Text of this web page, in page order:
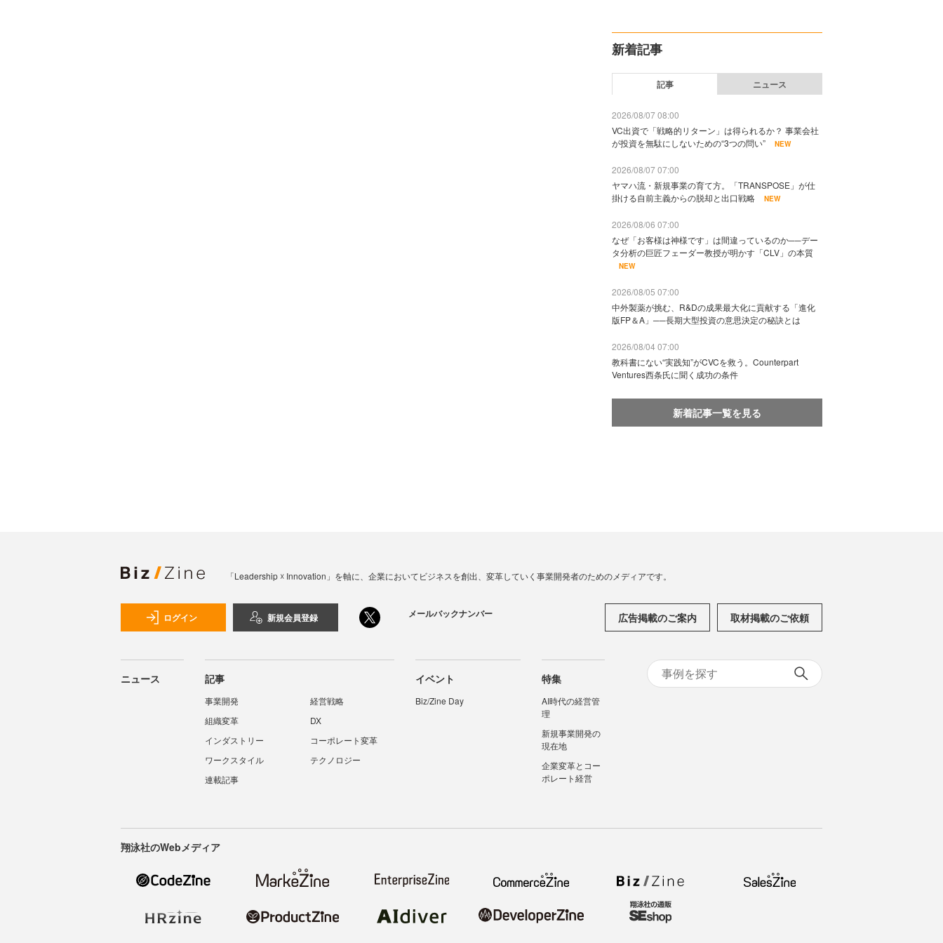
新着記事
記事 ニュース
2026/08/07 08:00
VC出資で「戦略的リターン」は得られるか？ 事業会社
が投資を無駄にしないための“3つの問い”
NEW
2026/08/07 07:00
ヤマハ流・新規事業の育て方。「TRANSPOSE」が仕
掛ける自前主義からの脱却と出口戦略
NEW
2026/08/06 07:00
なぜ「お客様は神様です」は間違っているのか──デー
タ分析の巨匠フェーダー教授が明かす「CLV」の本質
NEW
2026/08/05 07:00
中外製薬が挑む、R&Dの成果最大化に貢献する「進化
版FP＆A」──長期大型投資の意思決定の秘訣とは
2026/08/04 07:00
教科書にない“実践知”がCVCを救う。Counterpart
Ventures西条氏に聞く成功の条件
新着記事一覧を見る
「Leadership ☓ Innovation」を軸に、企業においてビジネスを創出、変革していく事業開発者のためのメディアです。
ログイン 新規会員登録 メールバックナンバー 広告掲載のご案内 取材掲載のご依頼
ニュース 記事
事業開発
経営戦略
組織変革
DX
インダストリー
コーポレート変革
ワークスタイル
テクノロジー
連載記事
イベント
Biz/Zine Day
特集
AI時代の経営管
理
新規事業開発の
現在地
企業変革とコー
ポレート経営
翔泳社のWebメディア